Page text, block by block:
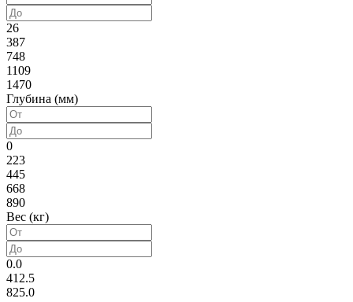
26
387
748
1109
1470
Глубина (мм)
0
223
445
668
890
Вес (кг)
0.0
412.5
825.0